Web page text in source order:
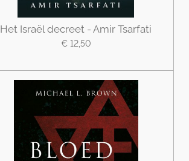
Het Israël decreet - Amir Tsarfati
€ 12,50